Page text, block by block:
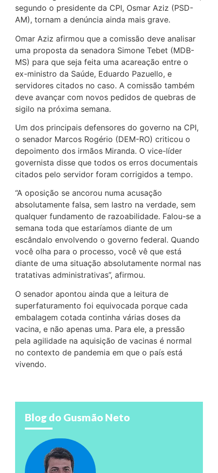
segundo o presidente da CPI, Osmar Aziz (PSD-
AM), tornam a denúncia ainda mais grave.
Omar Aziz afirmou que a comissão deve analisar
uma proposta da senadora Simone Tebet (MDB-
MS) para que seja feita uma acareação entre o
ex-ministro da Saúde, Eduardo Pazuello, e
servidores citados no caso. A comissão também
deve avançar com novos pedidos de quebras de
sigilo na próxima semana.
Um dos principais defensores do governo na CPI,
o senador Marcos Rogério (DEM-RO) criticou o
depoimento dos irmãos Miranda. O vice-líder
governista disse que todos os erros documentais
citados pelo servidor foram corrigidos a tempo.
“A oposição se ancorou numa acusação
absolutamente falsa, sem lastro na verdade, sem
qualquer fundamento de razoabilidade. Falou-se a
semana toda que estaríamos diante de um
escândalo envolvendo o governo federal. Quando
você olha para o processo, você vê que está
diante de uma situação absolutamente normal nas
tratativas administrativas”, afirmou.
O senador apontou ainda que a leitura de
superfaturamento foi equivocada porque cada
embalagem cotada continha várias doses da
vacina, e não apenas uma. Para ele, a pressão
pela agilidade na aquisição de vacinas é normal
no contexto de pandemia em que o país está
vivendo.
Blog do Gusmão Neto